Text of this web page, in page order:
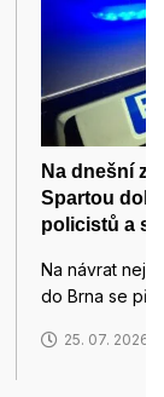
Na dnešní
Spartou
policistů a
Na návrat
do Brna se
25. 07. 2026